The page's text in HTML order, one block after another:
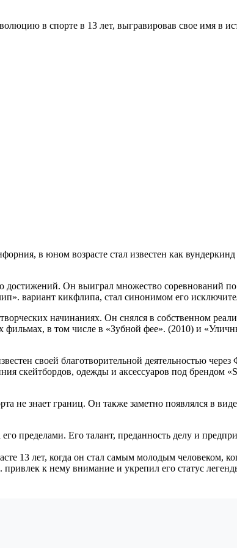
в спорте в 13 лет, выгравировав свое имя в
в юном возрасте стал известен как
Он выиграл множество соревнований по
вариант кикфлипа, стал синонимом его
начинаниях. Он снялся в собственном
в том числе в «Зубной фее». (2010) и
своей благотворительной деятельностью
скейтбордов, одежды и аксессуаров под брендом
не знает границ. Он также заметно появлялся в
пределами. Его талант, преданность делу и
13 лет, когда он стал самым молодым
к нему внимание и укрепил его статус